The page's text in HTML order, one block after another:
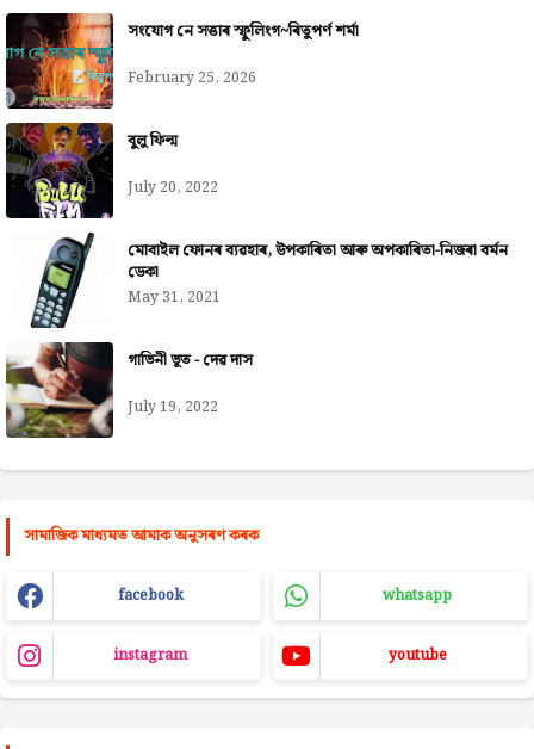
সংযোগ নে সত্তাৰ স্ফুলিংগ~ৰিতুপৰ্ণ শৰ্মা
February 25, 2026
বুলু ফিল্ম
July 20, 2022
মোবাইল ফোনৰ ব্যৱহাৰ, উপকাৰিতা আৰু অপকাৰিতা-নিজৰা বৰ্মন
ডেকা
May 31, 2021
গাভিনী ভূত - দেৱ দাস
July 19, 2022
সামাজিক মাধ্যমত আমাক অনুসৰণ কৰক
facebook whatsapp
instagram youtube